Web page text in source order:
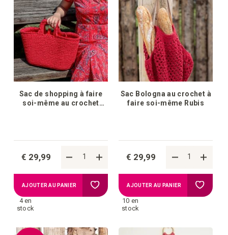
liste
d'achats
liste
Sac de shopping à faire
soi-même au crochet
€ 29,99
4 en
stock
AJOUTER AU PANIER Ajouter
la
Sac Bologna au crochet à
faire soi-même Rubis
€ 29,99
10 en
stock
AJOUTER AU PANIER Ajouter